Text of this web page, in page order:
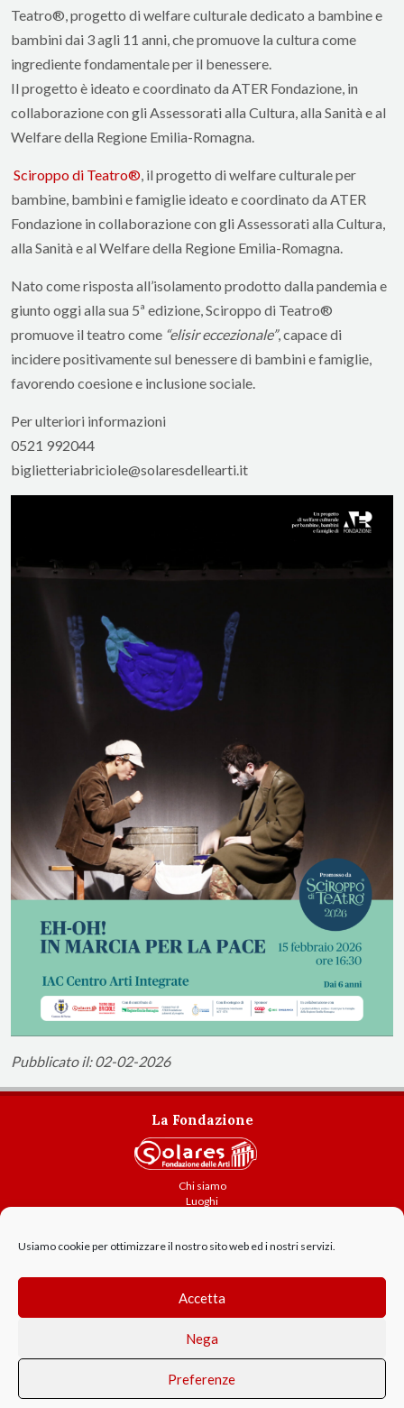
Usiamo cookie per ottimizzare il nostro sito web ed i nostri servizi.
Accetta
Nega
Preferenze
Teatro®, progetto di welfare culturale dedicato a bambine e
bambini dai 3 agli 11 anni, che promuove la cultura come
ingrediente fondamentale per il benessere.
Il progetto è ideato e coordinato da ATER Fondazione, in
collaborazione con gli Assessorati alla Cultura, alla Sanità e al
Welfare della Regione Emilia-Romagna.
Sciroppo di Teatro®, il progetto di welfare culturale per
bambine, bambini e famiglie ideato e coordinato da ATER
Fondazione in collaborazione con gli Assessorati alla Cultura,
alla Sanità e al Welfare della Regione Emilia-Romagna.
Nato come risposta all’isolamento prodotto dalla pandemia e
giunto oggi alla sua 5ª edizione, Sciroppo di Teatro®
promuove il teatro come “elisir eccezionale”, capace di
incidere positivamente sul benessere di bambini e famiglie,
favorendo coesione e inclusione sociale.
Per ulteriori informazioni
0521 992044
biglietteriabriciole@solaresdellearti.it
Pubblicato il: 02-02-2026
La Fondazione
Chi siamo
Luoghi
Contatti
Cookie Policy
GDPR - Privacy
© 2021 Solares Fondazione delle Arti - Parma - P.IVA 02214460343